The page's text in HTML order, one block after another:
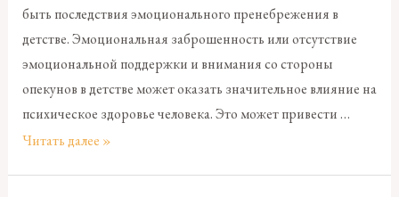
быть последствия эмоционального пренебрежения в
детстве. Эмоциональная заброшенность или отсутствие
эмоциональной поддержки и внимания со стороны
опекунов в детстве может оказать значительное влияние на
психическое здоровье человека. Это может привести …
Читать далее »